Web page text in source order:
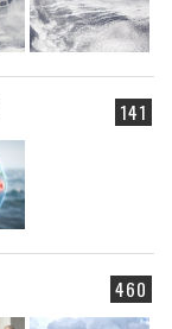
141
460